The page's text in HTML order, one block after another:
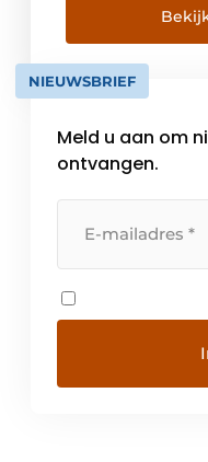
zodanig te
van mens,
gegarandeerd.
bevindt […]
NIEUWSBRIEF
Meld u aan om
ontvangen.